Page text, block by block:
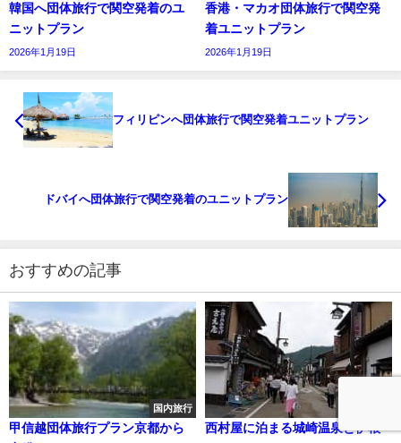
韓国へ団体旅行で関空発着のユ
ニットプラン
2026年1月19日
香港・マカオ団体旅行で関空発
着ユニットプラン
2026年1月19日
フィリピンへ団体旅行で関空発着ユニットプラン
ドバイへ団体旅行で関空発着のユニットプラン
おすすめの記事
国内旅行
甲信越団体旅行プラン京都から
西村屋に泊まる城崎温泉と伊根